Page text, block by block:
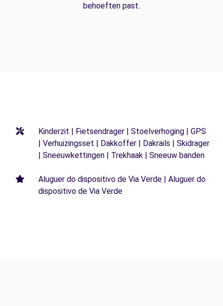
behoeften past.
Kinderzit | Fietsendrager | Stoelverhoging | GPS
| Verhuizingsset | Dakkoffer | Dakrails | Skidrager
| Sneeuwkettingen | Trekhaak | Sneeuw banden
Aluguer do dispositivo de Via Verde | Aluguer do
dispositivo de Via Verde